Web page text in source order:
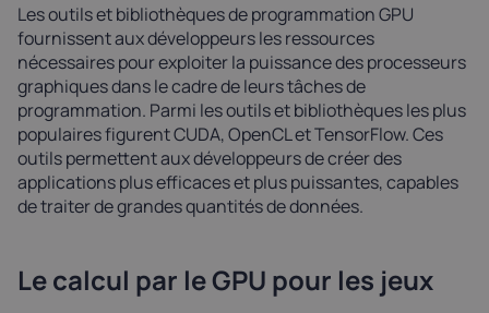
Les outils et bibliothèques de programmation GPU
fournissent aux développeurs les ressources
nécessaires pour exploiter la puissance des processeurs
graphiques dans le cadre de leurs tâches de
programmation. Parmi les outils et bibliothèques les plus
populaires figurent CUDA, OpenCL et TensorFlow. Ces
outils permettent aux développeurs de créer des
applications plus efficaces et plus puissantes, capables
de traiter de grandes quantités de données.
Le calcul par le GPU pour les jeux